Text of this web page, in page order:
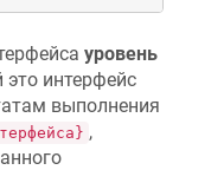
уровень
интерфейс
выполнения
,